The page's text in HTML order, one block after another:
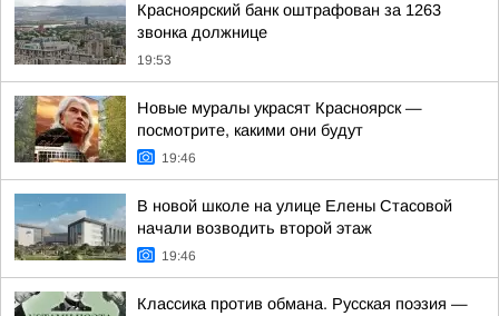
Красноярский банк оштрафован за 1263
звонка должнице
19:53
Новые муралы украсят Красноярск —
посмотрите, какими они будут
19:46
В новой школе на улице Елены Стасовой
начали возводить второй этаж
19:46
Классика против обмана. Русская поэзия —